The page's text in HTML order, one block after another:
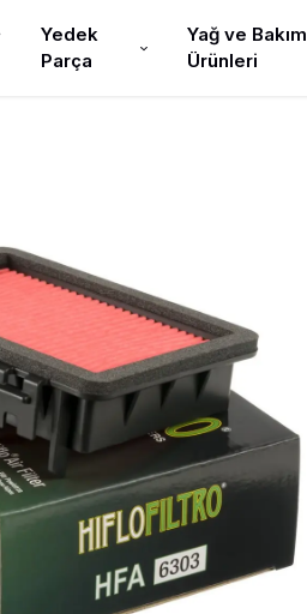
Yedek
Parça
Yağ ve Bakım
Ürünleri